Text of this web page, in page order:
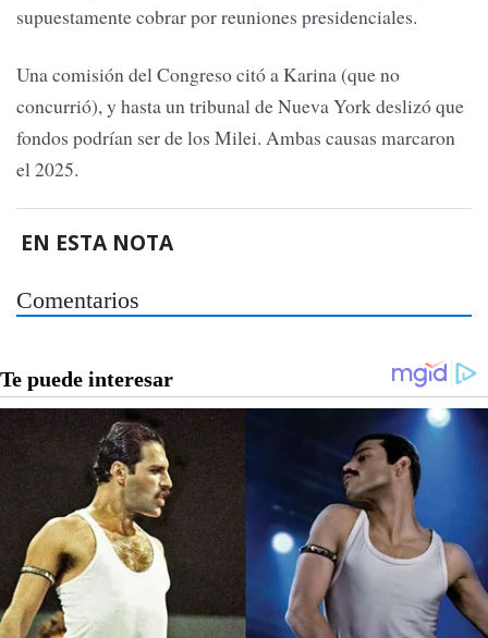
supuestamente cobrar por reuniones presidenciales.
Una comisión del Congreso citó a Karina (que no
concurrió), y hasta un tribunal de Nueva York deslizó que
fondos podrían ser de los Milei. Ambas causas marcaron
el 2025.
EN ESTA NOTA
Comentarios